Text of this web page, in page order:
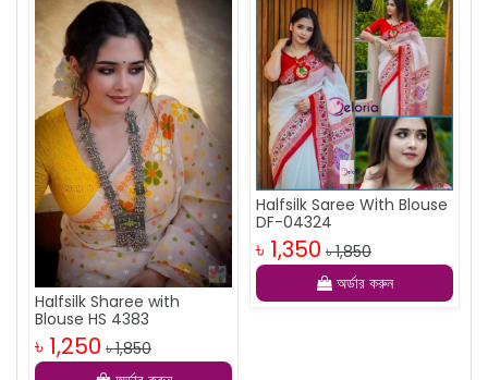
Halfsilk Sharee with
Blouse HS 4383
৳ 1,250 ৳ 1,850
Halfsilk Saree With Blouse
DF-04324
৳ 1,350 ৳ 1,850
অর্ডার করুন